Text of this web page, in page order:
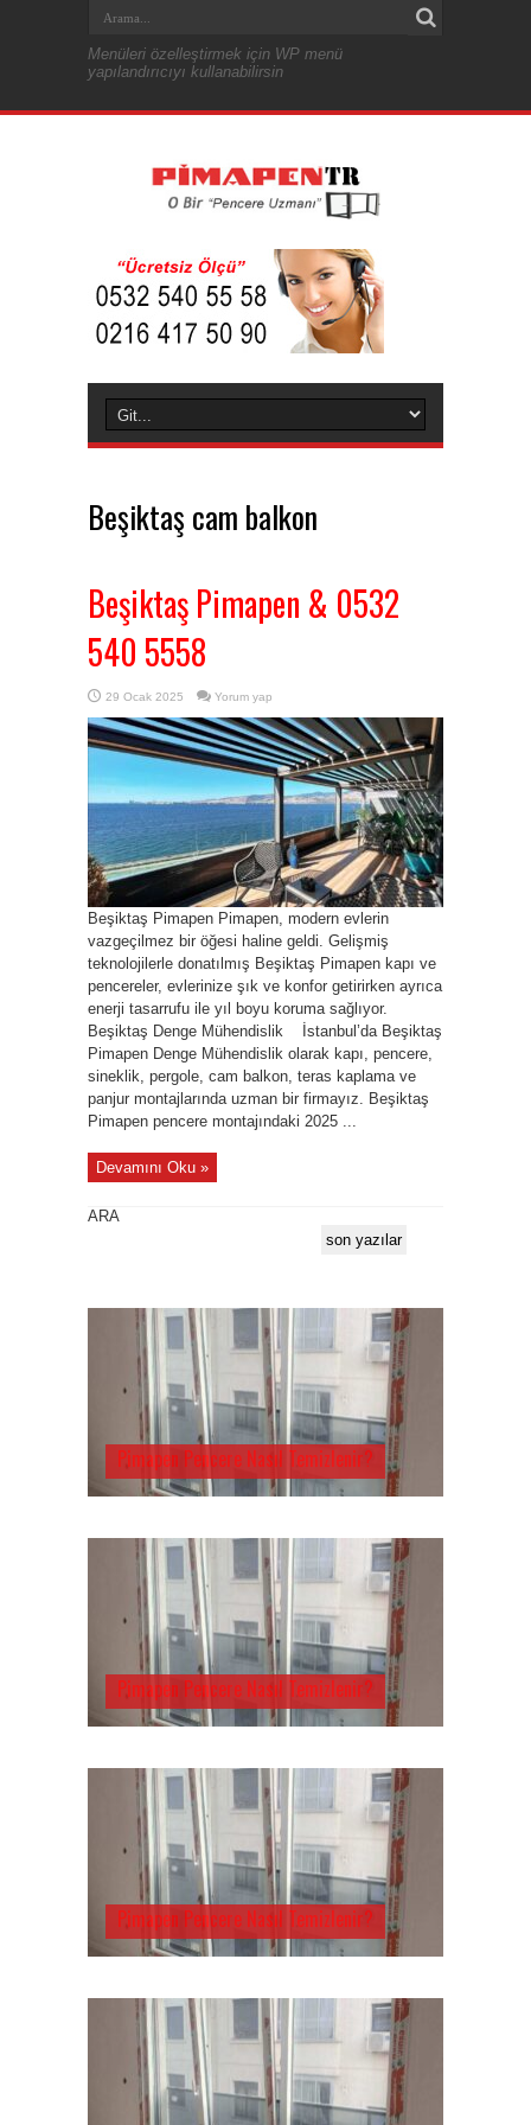
Menüleri özelleştirmek için WP menü
yapılandırıcıyı kullanabilirsin
Beşiktaş cam balkon
Beşiktaş Pimapen & 0532
540 5558
29 Ocak 2025 Yorum yap
Beşiktaş Pimapen Pimapen, modern evlerin
vazgeçilmez bir öğesi haline geldi. Gelişmiş
teknolojilerle donatılmış Beşiktaş Pimapen kapı ve
pencereler, evlerinize şık ve konfor getirirken ayrıca
enerji tasarrufu ile yıl boyu koruma sağlıyor.
Beşiktaş Denge Mühendislik İstanbul’da Beşiktaş
Pimapen Denge Mühendislik olarak kapı, pencere,
sineklik, pergole, cam balkon, teras kaplama ve
panjur montajlarında uzman bir firmayız. Beşiktaş
Pimapen pencere montajındaki 2025 ...
Devamını Oku »
ARA
son yazılar
Pimapen Pencere Nasıl Temizlenir?
Pimapen Pencere Nasıl Temizlenir?
Pimapen Pencere Nasıl Temizlenir?